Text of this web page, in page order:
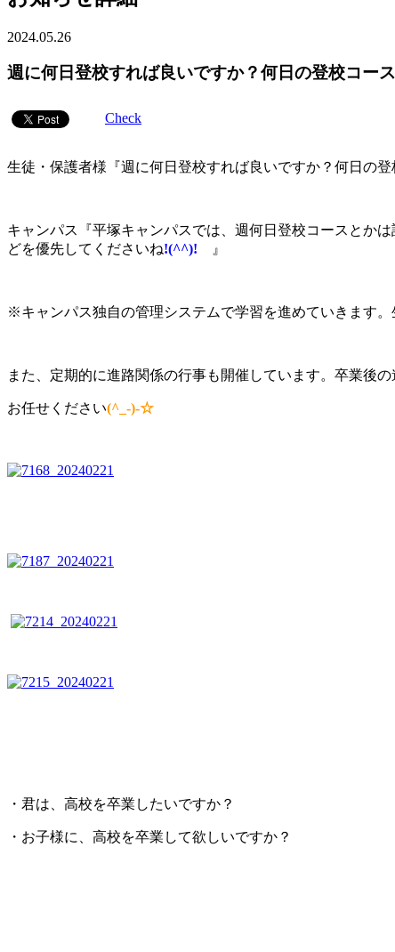
2024.05.26
週に何日登校すれば良いですか？何日の登校コー
Check
生徒・保護者様『週に何日登校すれば良いですか？何日の登
キャンパス『平塚キャンパスでは、週何日登校コースとか
どを優先してくださいね!(^^)! 』
※キャンパス独自の管理システムで学習を進めていきます
また、定期的に進路関係の行事も開催しています。卒業後
お任せください(^_-)-☆
・君は、高校を卒業したいですか？
・お子様に、高校を卒業して欲しいですか？